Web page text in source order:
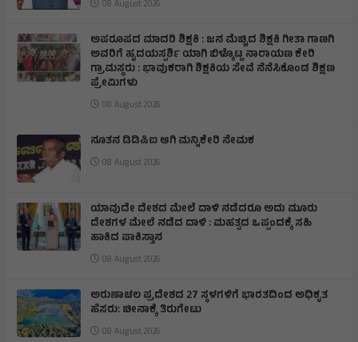
08 August 2026
ಅಪರೂಪದ ಮಾದರಿ ಶಿಕ್ಷಕಿ : ಜನ ಮೆಚ್ಚಿದ ಶಿಕ್ಷಕಿ ಗೀತಾ ಗಾಣಗಿ
ಅವರಿಗೆ ಹೃದಯಸ್ಪರ್ಶಿ ಯಾಗಿ ಬಿಳ್ಕೊಟ್ಟ ನಾರಾಯಣ ಕೇರಿ
ಗ್ರಾಮಸ್ಥರು : ಭಾವುಕರಾಗಿ ಶಿಕ್ಷಕಿಯ ಸೇವೆ ನೆನೆಸಿಕೊಂಡ ಶಿಕ್ಷಣ
ಪ್ರೇಮಿಗಳು
08 August 2026
ನೂತನ ಡಿಡಿಪಿಐ ಆಗಿ ಮನ್ನಿಕೇರಿ ನೇಮಕ
08 August 2026
ಯಾವುದೇ ದೇಶದ ಮೇಲೆ ದಾಳಿ ನಡೆದರೂ ಅದು ಮೂರು
ದೇಶಗಳ ಮೇಲೆ ನಡೆದ ದಾಳಿ : ಮಹತ್ವದ ಒಪ್ಪಂದಕ್ಕೆ ಸಹಿ
ಹಾಕಿದ ಪಾಕಿಸ್ತಾನ
08 August 2026
ಅರುಣಾಚಲ ಪ್ರದೇಶದ 27 ಸ್ಥಳಗಳಿಗೆ ಭಾರತದಿಂದ ಅಧಿಕೃತ
ಹೆಸರು: ಚೀನಾಕ್ಕೆ ತಿರುಗೇಟು
08 August 2026